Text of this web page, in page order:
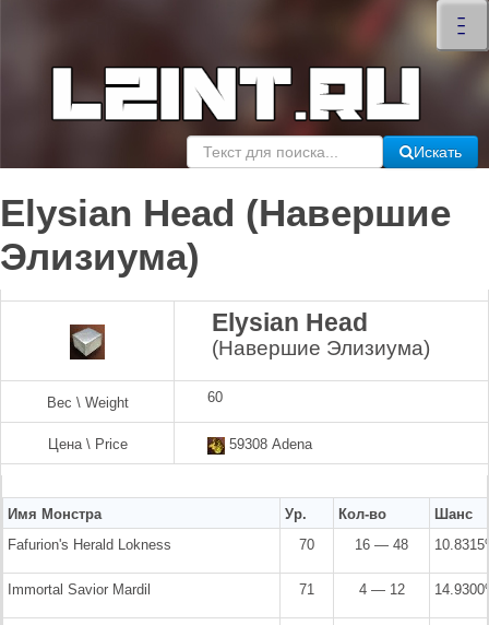
–
–
–
×
Искать
Elysian Head (Навершие
Элизиума)
Elysian Head
(Навершие Элизиума)
Вес \ Weight 60
Цена \ Price 59308 Adena
Имя Монстра Ур. Кол-во
Шанс
Fafurion's Herald Lokness
70 16 — 48
Immortal Savior Mardil 71 4 — 12